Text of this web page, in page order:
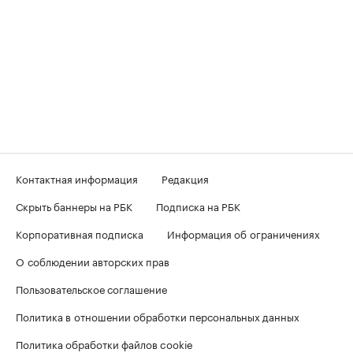
Контактная информация
Редакция
Скрыть баннеры на РБК
Подписка на РБК
Корпоративная подписка
Информация об ограничениях
О соблюдении авторских прав
Пользовательское соглашение
Политика в отношении обработки персональных данных
Политика обработки файлов cookie